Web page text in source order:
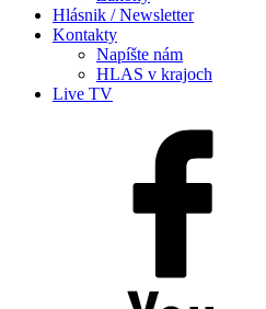
Hlásnik / Newsletter
Kontakty
Napíšte nám
HLAS v krajoch
Live TV